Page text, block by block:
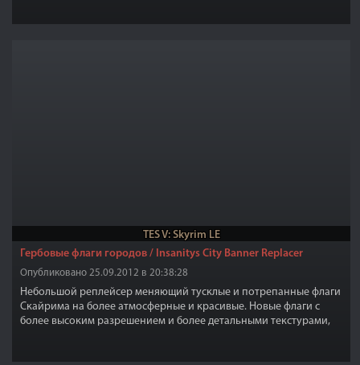
TES V: Skyrim LE
Гербовые флаги городов / Insanitys City Banner Replacer
Опубликовано 25.09.2012 в 20:38:28
Небольшой реплейсер меняющий тусклые и потрепанные флаги
Скайрима на более атмосферные и красивые. Новые флаги с
более высоким разрешением и более детальными текстурами,